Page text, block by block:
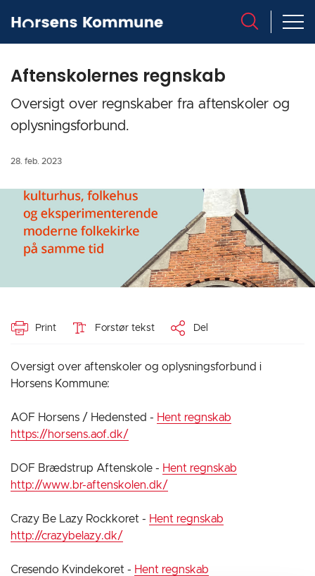
Aftenskolernes regnskab
Oversigt over regnskaber fra aftenskoler og
oplysningsforbund.
28. feb. 2023
Print Forstør tekst Del
Oversigt over aftenskoler og oplysningsforbund i
Horsens Kommune:
AOF Horsens / Hedensted - Hent regnskab
https://horsens.aof.dk/
DOF Brædstrup Aftenskole - Hent regnskab
http://www.br-aftenskolen.dk/
Crazy Be Lazy Rockkoret - Hent regnskab
http://crazybelazy.dk/
Cresendo Kvindekoret - Hent regnskab